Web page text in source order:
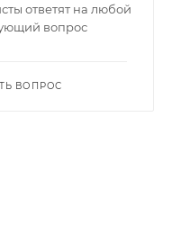
ответят на любой
вопрос
ВОПРОС